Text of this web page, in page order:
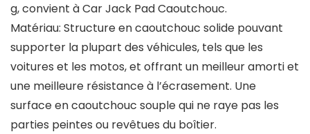
g, convient à Car Jack Pad Caoutchouc.
Matériau: Structure en caoutchouc solide pouvant
supporter la plupart des véhicules, tels que les
voitures et les motos, et offrant un meilleur amorti et
une meilleure résistance à l’écrasement. Une
surface en caoutchouc souple qui ne raye pas les
parties peintes ou revêtues du boîtier.